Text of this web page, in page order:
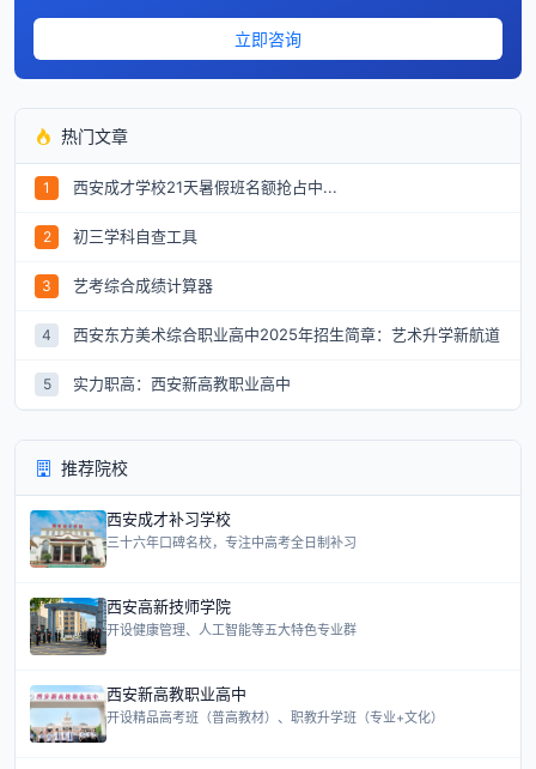
立即咨询
热门文章
1 西安成才学校21天暑假班名额抢占中...
2 初三学科自查工具
3 艺考综合成绩计算器
4 西安东方美术综合职业高中2025年招生简章：艺术升学新航道
5 实力职高：西安新高教职业高中
推荐院校
西安成才补习学校
三十六年口碑名校，专注中高考全日制补习
西安高新技师学院
开设健康管理、人工智能等五大特色专业群
西安新高教职业高中
开设精品高考班（普高教材）、职教升学班（专业+文化）